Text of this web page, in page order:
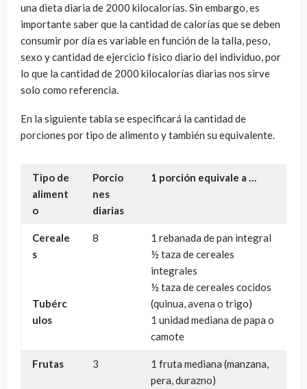
una dieta diaria de 2000 kilocalorías. Sin embargo, es
importante saber que la cantidad de calorías que se deben
consumir por día es variable en función de la talla, peso,
sexo y cantidad de ejercicio físico diario del individuo, por
lo que la cantidad de 2000 kilocalorías diarias nos sirve
solo como referencia.
En la siguiente tabla se especificará la cantidad de
porciones por tipo de alimento y también su equivalente.
Tipo de
aliment
o
Porcio
nes
diarias
1 porción equivale a …
Cereale
s
Tubérc
ulos
8
1 rebanada de pan integral
½ taza de cereales
integrales
½ taza de cereales cocidos
(quinua, avena o trigo)
1 unidad mediana de papa o
camote
Frutas 3
1 fruta mediana (manzana,
pera, durazno)